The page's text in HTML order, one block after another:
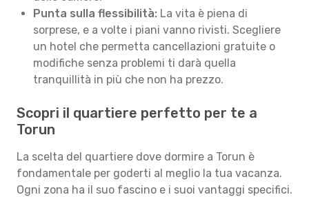
Punta sulla flessibilità: La vita è piena di
sorprese, e a volte i piani vanno rivisti. Scegliere
un hotel che permetta cancellazioni gratuite o
modifiche senza problemi ti darà quella
tranquillità in più che non ha prezzo.
Scopri il quartiere perfetto per te a
Torun
La scelta del quartiere dove dormire a Torun è
fondamentale per goderti al meglio la tua vacanza.
Ogni zona ha il suo fascino e i suoi vantaggi specifici.